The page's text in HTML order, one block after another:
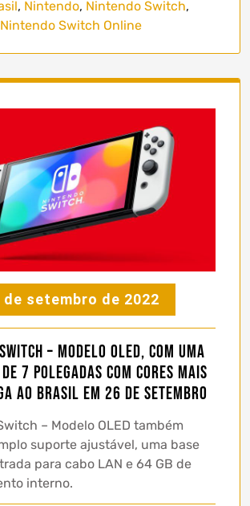
, Nintendo, Nintendo Switch,
Nintendo Switch Online
de setembro de 2022
– Modelo OLED, com uma
7 polegadas com cores mais
ao Brasil em 26 de setembro
– Modelo OLED também
suporte ajustável, uma base
para cabo LAN e 64 GB de
interno.